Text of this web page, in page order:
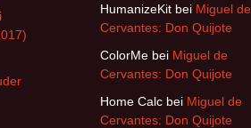
HumanizeKit bei Miguel de
Cervantes: Don Quijote
ColorMe bei Miguel de
Cervantes: Don Quijote
Home Calc bei Miguel de
Cervantes: Don Quijote